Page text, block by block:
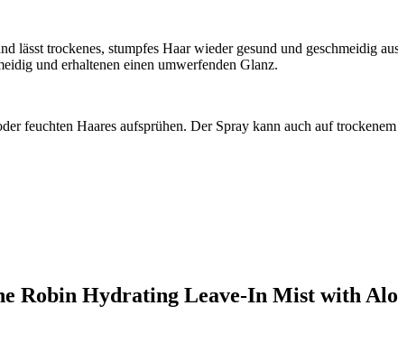
lässt trockenes, stumpfes Haar wieder gesund und geschmeidig
und erhaltenen einen umwerfenden Glanz.
feuchten Haares aufsprühen. Der Spray kann auch auf
Robin Hydrating Leave-In Mist with